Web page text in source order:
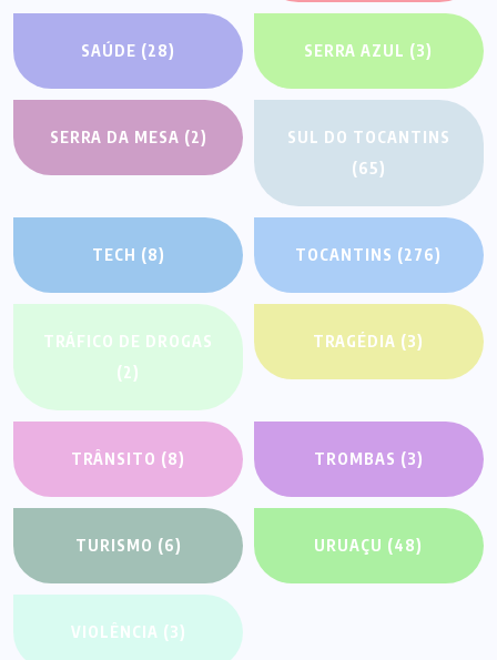
SAÚDE (28) SERRA AZUL (3)
SERRA DA MESA (2)
SUL DO TOCANTINS
(65)
TECH (8) TOCANTINS (276)
TRÁFICO DE DROGAS
(2)
TRAGÉDIA (3)
TRÂNSITO (8) TROMBAS (3)
TURISMO (6) URUAÇU (48)
VIOLÊNCIA (3)